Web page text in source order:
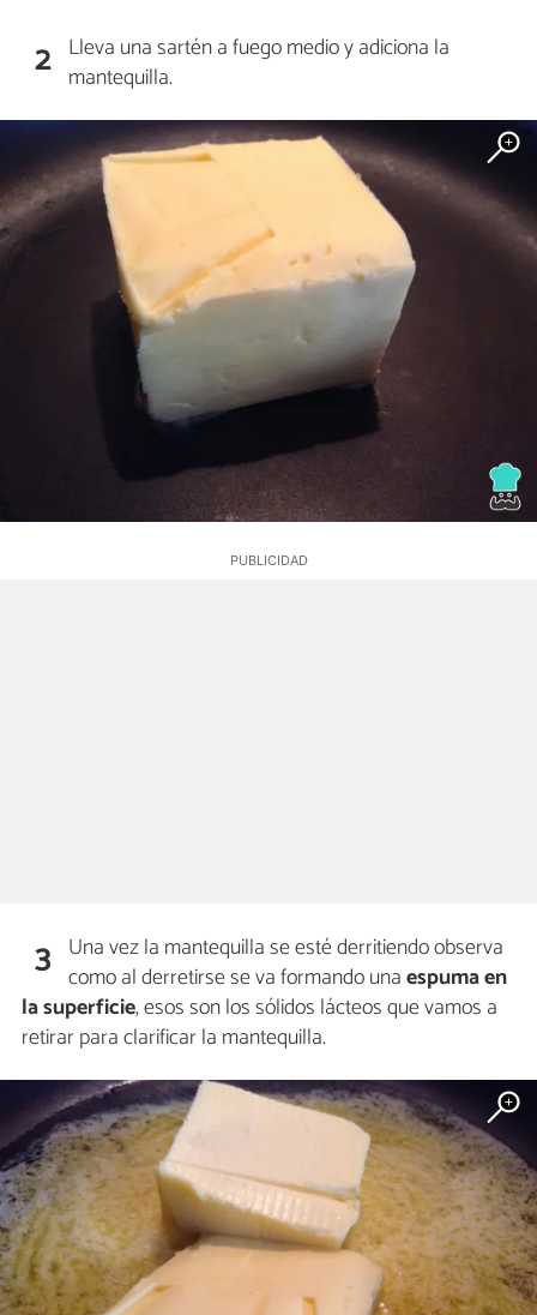
2 Lleva una sartén a fuego medio y adiciona la
mantequilla.
3 Una vez la mantequilla se esté derritiendo observa
como al derretirse se va formando unaespuma en
la superficie, esos son los sólidos lácteos que vamos a
retirar para clarificar la mantequilla.